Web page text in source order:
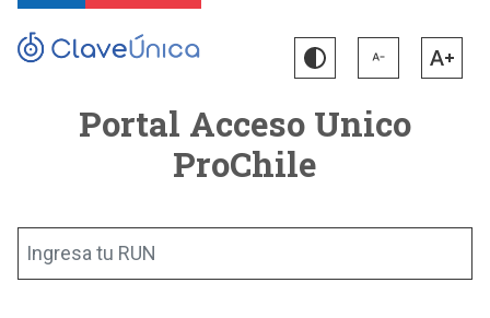
Portal Acceso Unico
ProChile
Ingresa tu RUN